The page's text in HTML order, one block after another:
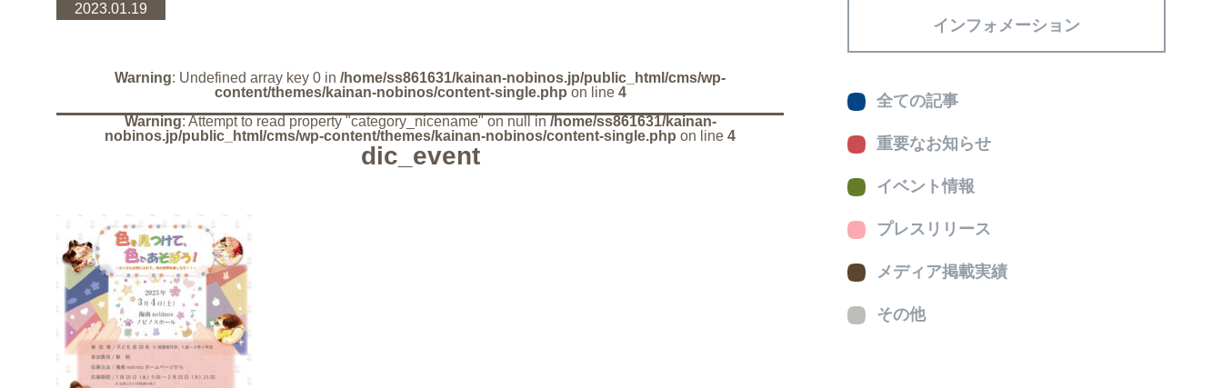
2023.01.19
Warning: Undefined array key 0 in /home/ss861631/kainan-nobinos.jp/public_html/cms/wp-
content/themes/kainan-nobinos/content-single.php on line 4
Warning: Attempt to read property "category_nicename" on null in /home/ss861631/kainan-
nobinos.jp/public_html/cms/wp-content/themes/kainan-nobinos/content-single.php on line 4
dic_event
インフォメーション
全ての記事
重要なお知らせ
イベント情報
プレスリリース
メディア掲載実績
その他